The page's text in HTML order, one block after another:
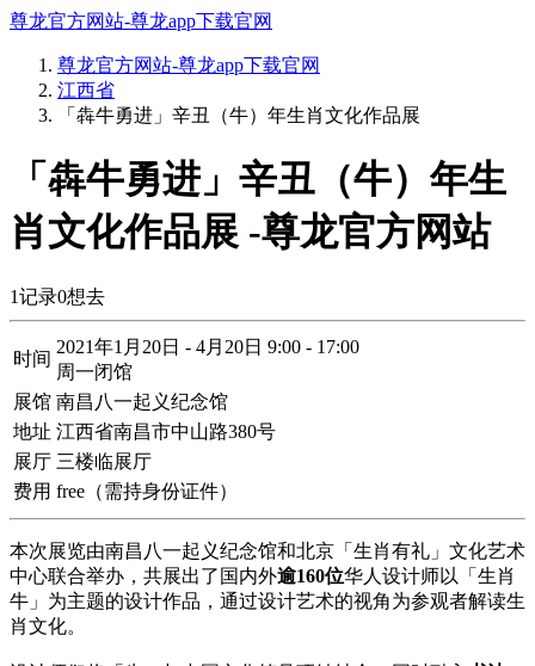
尊龙官方网站-尊龙app下载官网
尊龙官方网站-尊龙app下载官网
江西省
「犇牛勇进」辛丑（牛）年生肖文化作品展
「犇牛勇进」辛丑（牛）年生
肖文化作品展 -尊龙官方网站
1记录0想去
时间
2021年1月20日 - 4月20日 9:00 - 17:00
周一闭馆
展馆 南昌八一起义纪念馆
地址 江西省南昌市中山路380号
展厅 三楼临展厅
费用 free（需持身份证件）
本次展览由南昌八一起义纪念馆和北京「生肖有礼」文化艺术
中心联合举办，共展出了国内外逾160位华人设计师以「生肖
牛」为主题的设计作品，通过设计艺术的视角为参观者解读生
肖文化。